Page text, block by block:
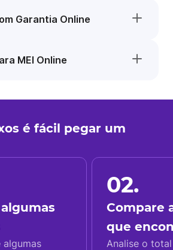
Garantia Online
MEI Online
é fácil pegar um
algumas
02.
Compare
que
Analise o